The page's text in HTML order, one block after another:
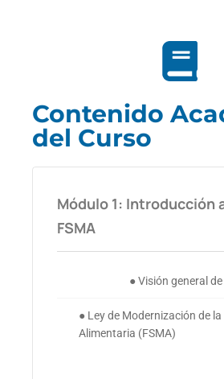
Contenido
del Curso
Módulo 1: Introducción
FSMA
● Visión general de
● Ley de Modernización de
Alimentaria (FSMA)